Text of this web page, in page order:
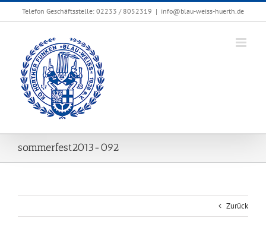
Zum
Telefon Geschäftsstelle: 02233 / 8052319 | info@blau-weiss-huerth.de
sommerfest2013-092
Zurück